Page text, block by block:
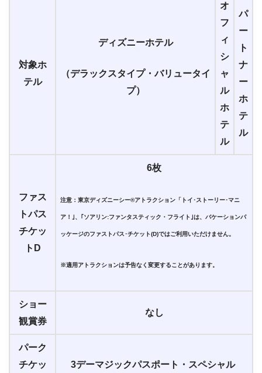
対象ホ
テル
ディズニーホテル
（デラックスタイプ・バリュータイ
プ）
オ
フ
ィ
シ
ャ
ル
ホ
テ
ル
パ
ー
ト
ナ
ー
ホ
テ
ル
ファス
トパス
チケッ
トD
6枚
注意：東京ディズニーシー®アトラクション「トイ･ストーリー･マニ
ア！｣、｢ソアリン:ファンタスティック・フライト｣は、バケーションパ
ッケージのファストパス･チケット(D)ではご利用いただけません。
※適用アトラクションは予告なく変更することがあります。
ショー
観賞券
なし
パーク
チケッ
3デーマジックパスポート・スペシャル